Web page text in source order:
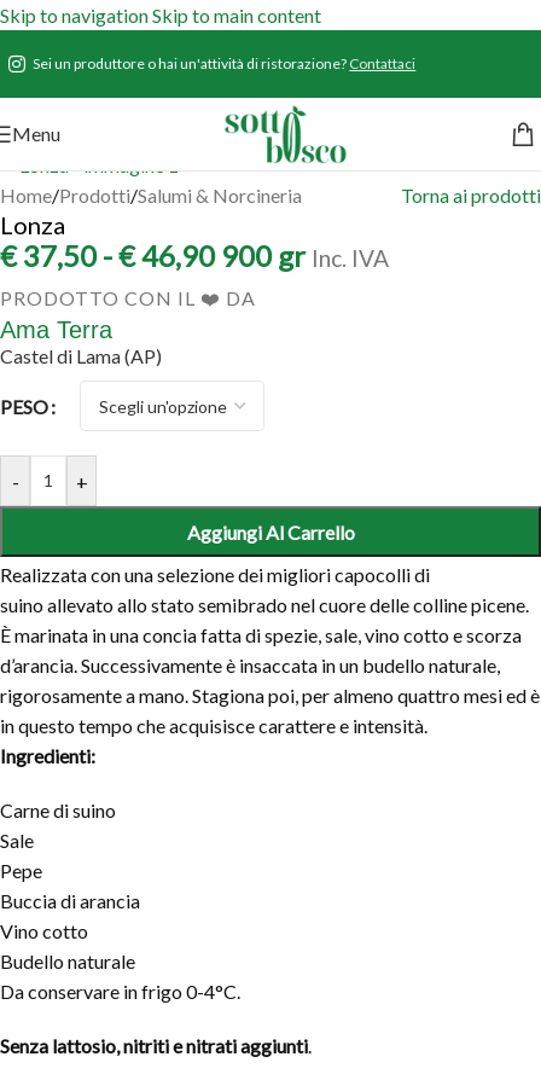
Skip to navigationSkip to main content
Sei un produttore o hai un'attività di ristorazione? Contattaci
Menu
Home/Prodotti/Salumi & Norcineria Torna ai prodotti
Lonza
€37,50 -€46,90 900 gr Inc. IVA
PRODOTTO CON IL ❤️ DA
Ama Terra
Castel di Lama (AP)
PESO
- +
Aggiungi Al Carrello
Realizzata con una selezione dei migliori capocolli di
suino allevato allo stato semibrado nel cuore delle colline picene.
È marinata in una concia fatta di spezie, sale, vino cotto e scorza
d’arancia. Successivamente è insaccata in un budello naturale,
rigorosamente a mano. Stagiona poi, per almeno quattro mesi ed è
in questo tempo che acquisisce carattere e intensità.
Ingredienti:
Carne di suino
Sale
Pepe
Buccia di arancia
Vino cotto
Budello naturale
Da conservare in frigo 0-4°C.
Senza lattosio, nitriti e nitrati aggiunti.